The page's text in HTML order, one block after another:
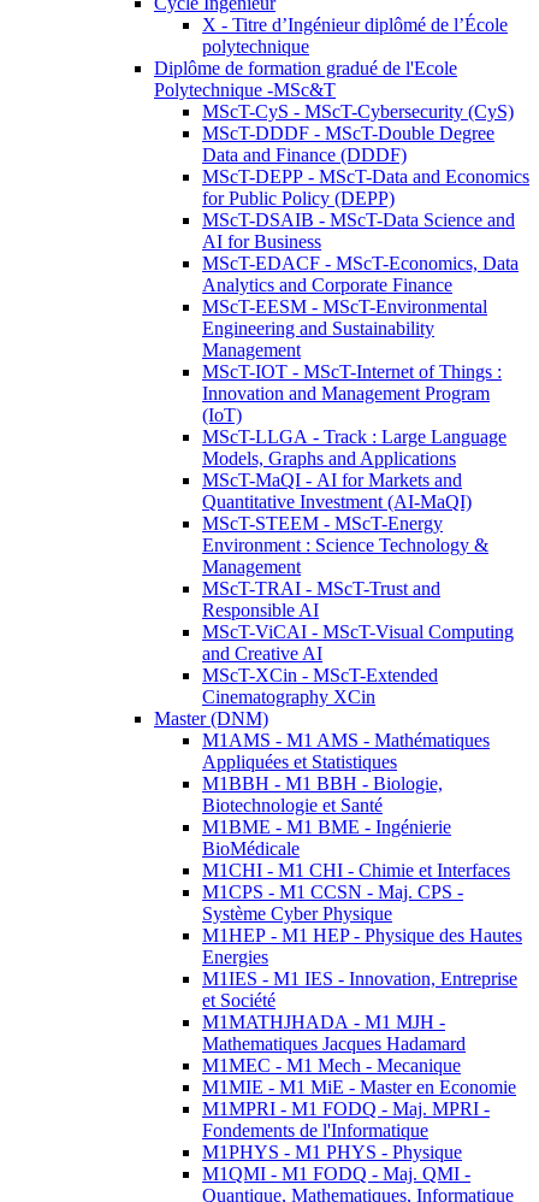
X - Titre d’Ingénieur diplômé de l’École
polytechnique
Diplôme de formation gradué de l'Ecole
Polytechnique -MSc&T
MScT-CyS - MScT-Cybersecurity (CyS)
MScT-DDDF - MScT-Double Degree
Data and Finance (DDDF)
MScT-DEPP - MScT-Data and Economics
for Public Policy (DEPP)
MScT-DSAIB - MScT-Data Science and
AI for Business
MScT-EDACF - MScT-Economics, Data
Analytics and Corporate Finance
MScT-EESM - MScT-Environmental
Engineering and Sustainability
Management
MScT-IOT - MScT-Internet of Things :
Innovation and Management Program
(IoT)
MScT-LLGA - Track : Large Language
Models, Graphs and Applications
MScT-MaQI - AI for Markets and
Quantitative Investment (AI-MaQI)
MScT-STEEM - MScT-Energy
Environment : Science Technology &
Management
MScT-TRAI - MScT-Trust and
Responsible AI
MScT-ViCAI - MScT-Visual Computing
and Creative AI
MScT-XCin - MScT-Extended
Cinematography XCin
Master (DNM)
M1AMS - M1 AMS - Mathématiques
Appliquées et Statistiques
M1BBH - M1 BBH - Biologie,
Biotechnologie et Santé
M1BME - M1 BME - Ingénierie
BioMédicale
M1CHI - M1 CHI - Chimie et Interfaces
M1CPS - M1 CCSN - Maj. CPS -
Système Cyber Physique
M1HEP - M1 HEP - Physique des Hautes
Energies
M1IES - M1 IES - Innovation, Entreprise
et Société
M1MATHJHADA - M1 MJH -
Mathematiques Jacques Hadamard
M1MEC - M1 Mech - Mecanique
M1MIE - M1 MiE - Master en Economie
M1MPRI - M1 FODQ - Maj. MPRI -
Fondements de l'Informatique
M1PHYS - M1 PHYS - Physique
M1QMI - M1 FODQ - Maj. QMI -
Quantique, Mathematiques, Informatique